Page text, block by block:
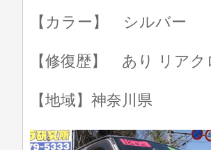
【カラー】 シルバー
【修復歴】 あり リア
【地域】神奈川県